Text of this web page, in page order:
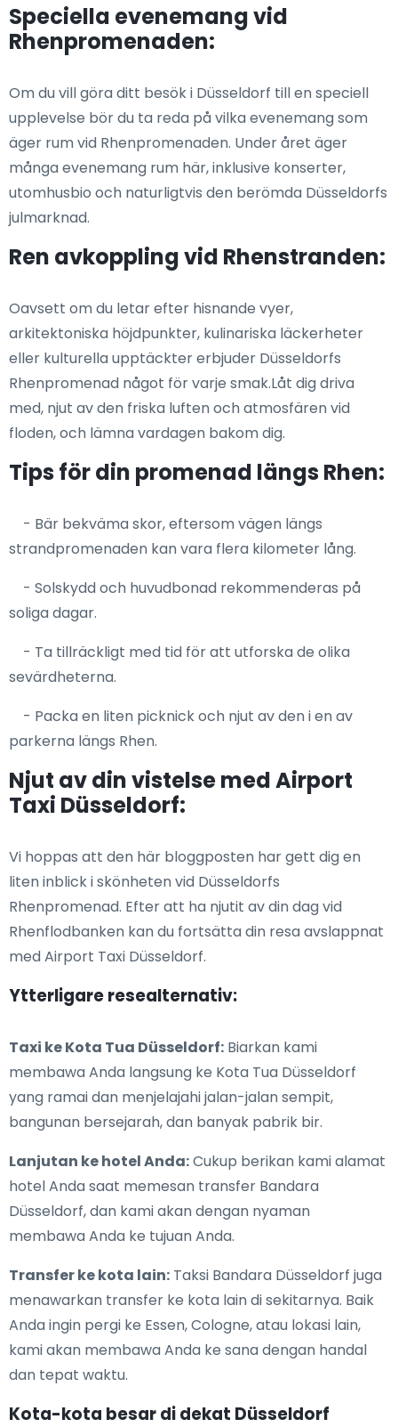
Speciella evenemang vid
Rhenpromenaden:
Om du vill göra ditt besök i Düsseldorf till en speciell
upplevelse bör du ta reda på vilka evenemang som
äger rum vid Rhenpromenaden. Under året äger
många evenemang rum här, inklusive konserter,
utomhusbio och naturligtvis den berömda Düsseldorfs
julmarknad.
Ren avkoppling vid Rhenstranden:
Oavsett om du letar efter hisnande vyer,
arkitektoniska höjdpunkter, kulinariska läckerheter
eller kulturella upptäckter erbjuder Düsseldorfs
Rhenpromenad något för varje smak.Låt dig driva
med, njut av den friska luften och atmosfären vid
floden, och lämna vardagen bakom dig.
Tips för din promenad längs Rhen:
- Bär bekväma skor, eftersom vägen längs
strandpromenaden kan vara flera kilometer lång.
- Solskydd och huvudbonad rekommenderas på
soliga dagar.
- Ta tillräckligt med tid för att utforska de olika
sevärdheterna.
- Packa en liten picknick och njut av den i en av
parkerna längs Rhen.
Njut av din vistelse med Airport
Taxi Düsseldorf:
Vi hoppas att den här bloggposten har gett dig en
liten inblick i skönheten vid Düsseldorfs
Rhenpromenad. Efter att ha njutit av din dag vid
Rhenflodbanken kan du fortsätta din resa avslappnat
med Airport Taxi Düsseldorf.
Ytterligare resealternativ:
Taxi ke Kota Tua Düsseldorf: Biarkan kami
membawa Anda langsung ke Kota Tua Düsseldorf
yang ramai dan menjelajahi jalan-jalan sempit,
bangunan bersejarah, dan banyak pabrik bir.
Lanjutan ke hotel Anda:Cukup berikan kami alamat
hotel Anda saat memesan transfer Bandara
Düsseldorf, dan kami akan dengan nyaman
membawa Anda ke tujuan Anda.
Transfer ke kota lain: Taksi Bandara Düsseldorf juga
menawarkan transfer ke kota lain di sekitarnya. Baik
Anda ingin pergi ke Essen, Cologne, atau lokasi lain,
kami akan membawa Anda ke sana dengan handal
dan tepat waktu.
Kota-kota besar di dekat Düsseldorf